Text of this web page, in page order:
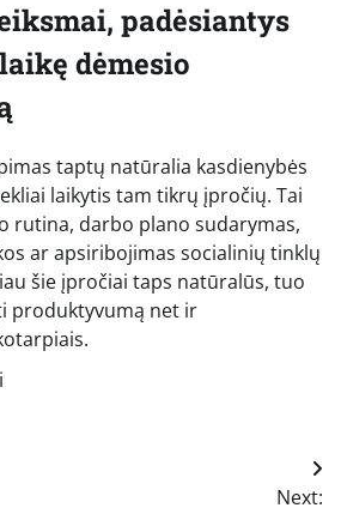
padėsiantys
dėmesio
taptų natūralia kasdienybės
laikytis tam tikrų įpročių. Tai
rutina, darbo plano sudarymas,
ar apsiribojimas socialinių tinklų
šie įpročiai taps natūralūs, tuo
produktyvumą net ir
Next: